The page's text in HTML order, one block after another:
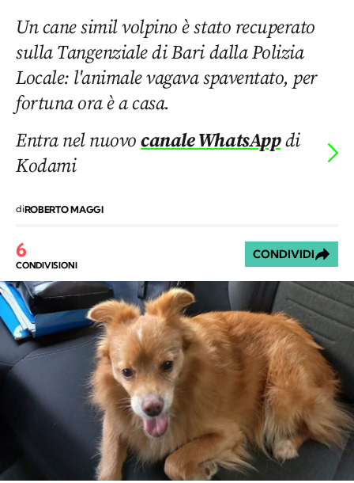
Un cane simil volpino è stato recuperato
sulla Tangenziale di Bari dalla Polizia
Locale: l'animale vagava spaventato, per
fortuna ora è a casa.
Entra nel nuovocanale WhatsAppdi
Kodami
diROBERTO MAGGI
6
CONDIVISIONI
CONDIVIDI